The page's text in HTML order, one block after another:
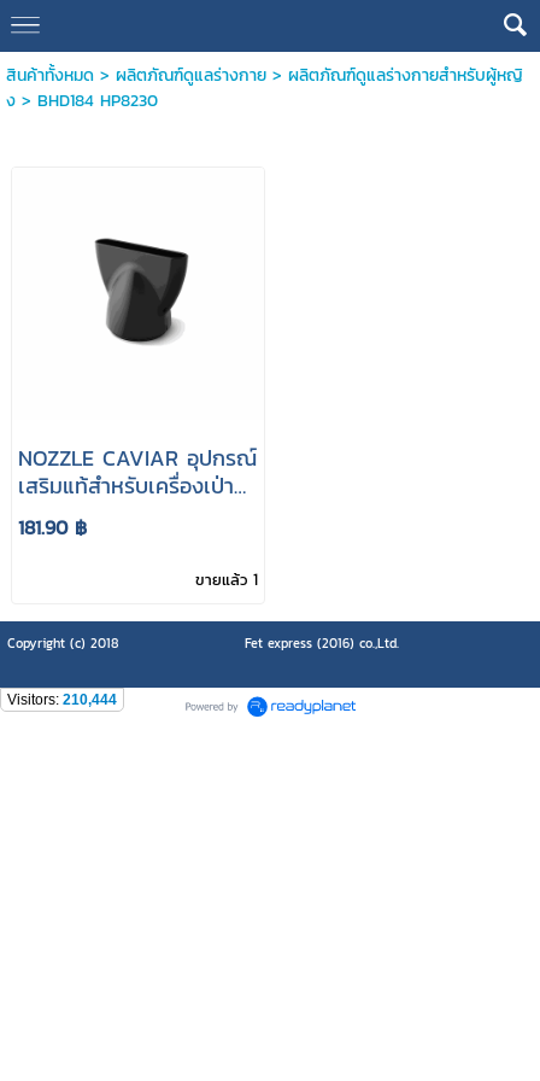
สินค้าทั้งหมด> ผลิตภัณฑ์ดูแลร่างกาย> ผลิตภัณฑ์ดูแลร่างกายสำหรับผู้หญิ
ง> BHD184 HP8230
NOZZLE CAVIAR อุปกรณ์
เสริมแท้สำหรับเครื่องเป่า
ผม PHILIPS รุ่น BHD184
181.90 ฿
ขายแล้ว 1
Copyright (c) 2018 Fet express (2016) co.,Ltd.
Visitors: 210,444